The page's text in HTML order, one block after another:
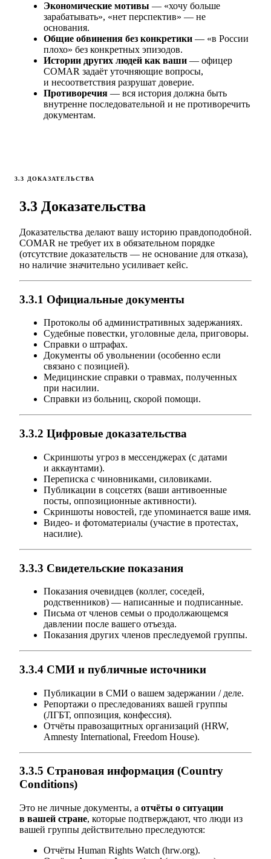
Экономические мотивы — «хочу больше
зарабатывать», «нет перспектив» — не
основания.
Общие обвинения без конкретики — «в России
плохо» без конкретных эпизодов.
Истории других людей как ваши — офицер
COMAR задаёт уточняющие вопросы,
и несоответствия разрушат доверие.
Противоречия — вся история должна быть
внутренне последовательной и не противоречить
документам.
3.3 ДОКАЗАТЕЛЬСТВА
3.3 Доказательства
Доказательства делают вашу историю правдоподобной.
COMAR не требует их в обязательном порядке
(отсутствие доказательств — не основание для отказа),
но наличие значительно усиливает кейс.
3.3.1 Официальные документы
Протоколы об административных задержаниях.
Судебные повестки, уголовные дела, приговоры.
Справки о штрафах.
Документы об увольнении (особенно если
связано с позицией).
Медицинские справки о травмах, полученных
при насилии.
Справки из больниц, скорой помощи.
3.3.2 Цифровые доказательства
Скриншоты угроз в мессенджерах (с датами
и аккаунтами).
Переписка с чиновниками, силовиками.
Публикации в соцсетях (ваши антивоенные
посты, оппозиционные активности).
Скриншоты новостей, где упоминается ваше имя.
Видео- и фотоматериалы (участие в протестах,
насилие).
3.3.3 Свидетельские показания
Показания очевидцев (коллег, соседей,
родственников) — написанные и подписанные.
Письма от членов семьи о продолжающемся
давлении после вашего отъезда.
Показания других членов преследуемой группы.
3.3.4 СМИ и публичные источники
Публикации в СМИ о вашем задержании / деле.
Репортажи о преследованиях вашей группы
(ЛГБТ, оппозиция, конфессия).
Отчёты правозащитных организаций (HRW,
Amnesty International, Freedom House).
3.3.5 Страновая информация (Country
Conditions)
Это не личные документы, а отчёты о ситуации
в вашей стране, которые подтверждают, что люди из
вашей группы действительно преследуются:
Отчёты Human Rights Watch (hrw.org).